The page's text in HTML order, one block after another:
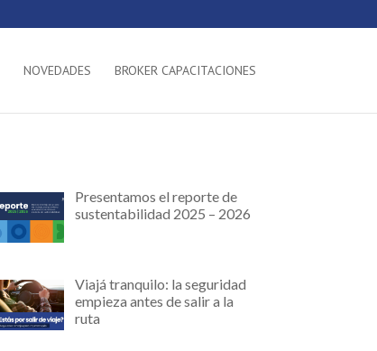
NOVEDADES BROKER CAPACITACIONES
Presentamos el reporte de
sustentabilidad 2025 – 2026
Viajá tranquilo: la seguridad
empieza antes de salir a la
ruta